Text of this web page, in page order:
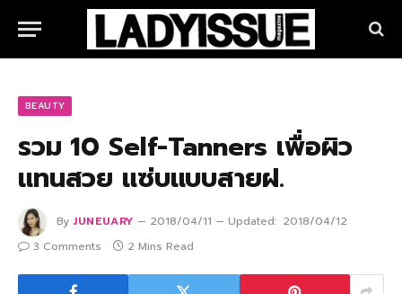
BEAUTY
รวม 10 Self-Tanners เพื่อผิว
แทนสวย แซ่บแบบสายฝ.
By JUNEUARY 2018/04/11 Updated: 2018/04/12
3 Comments
2 Mins Read